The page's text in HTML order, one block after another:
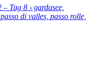
Tag 8 › gardasee,
di valles, passo rolle,